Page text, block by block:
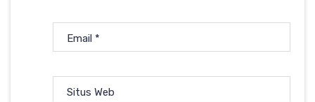
Email *
Situs Web